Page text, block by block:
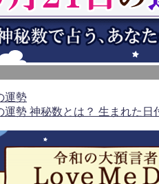
運勢
運勢 神秘数とは？ 生まれた